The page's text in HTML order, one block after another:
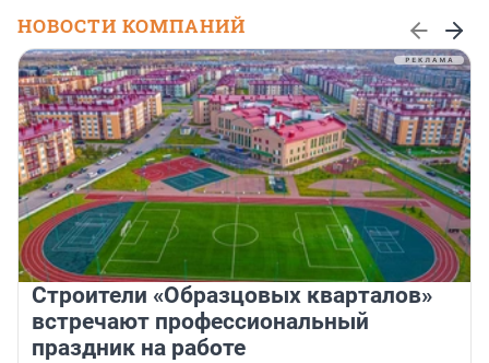
НОВОСТИ КОМПАНИЙ
Строители «Образцовых кварталов»
встречают профессиональный
праздник на работе